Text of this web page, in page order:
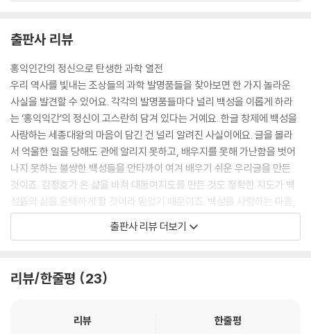
플러스 리딩_ 우장춘 기념관 탐방
플러스 리딩_ 한국의 슈바이처, 장기려 박사
작가의 말_ 알파고보다 놀라운 우리 과학 발명품 찾기
“히히, 배꼽시계가 정말 정확하네.”
요즘에는 어디에서나 시계를 볼 수 있어.
하지만 옛날에는 지금처럼 시간을
정확히 알려 주는 시계가 없었단다.
해가 뜨면 아침이고, 해가 지면 저녁인가 보다 생각했지.
“백성들도 시간을 알면 생활이 편리할 텐데…….”
세종대왕은 백성들을 위해
멋진 시계를 만들기로 결심했어.
그렇게 해서 만들어진 시계가 ‘자격루’야.
시간이 되면 자동으로 울리는 자동 물시계란다. (본문 30쪽)
지금으로부터 약 500년 전에 코페르니쿠스는 말했어.
“여러분! 태양이 도는 것이 아니라 지구가 돌고 있습니다!”
그때까지 사람들은 태양이 지구 주위를 돈다고 생각했거든.
홍대용은 이것저것 궁금한 게 너무 많아서
출판사 리뷰
홍익인간의 정신으로 탄생한 과학 열전
우리 역사를 빛내는 조상들의 과학 발명품들을 찾아보면 한 가지 놀라운
사실을 발견할 수 있어요. 각각의 발명품들마다 널리 백성을 이롭게 하라
는 ‘홍익익간’의 정신이 고스란히 담겨 있다는 거예요. 한글 창제에 백성을
사랑하는 세종대왕의 마음이 담긴 건 널리 알려진 사실이에요. 글을 몰라
서 억울한 일을 당해도 관에 알리지 못하고, 배우지를 못해 가난함을 벗어
나지 못하는 불쌍한 백성들을 안타까이 여겨 배우기 쉬운 우리글을 만든
것이죠. 김정호가 온 삶을 바쳐 대동여지도를 만든 것도 정확한 지도가 백
성들의 삶을 윤택하게 할 것이라 믿었기 때문이죠. 백성을 사랑하는 마음,
백성의 살림을 풍족하게 하고 싶은 마음, 홍수나 가뭄과 같은 재난이 있을
때 백성들의 피해를 줄이고 잘 대처하게 하고 싶은 마음, 국경을 안전하게
훌륭한 마음이 오늘날 과학의 발달에서도 똑같이 첫 번째 기준으로 적용되
출판사 리뷰 더보기
리뷰/한줄평 23
리뷰 한줄평